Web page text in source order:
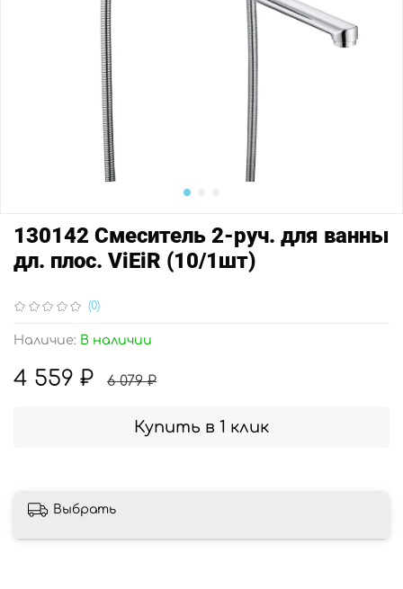
(0)
Наличие: В наличии
130142 Смеситель 2-руч. для ванны
дл. плос. ViEiR (10/1шт)
4 559 ₽ 6 079 ₽
Купить в 1 клик
Выбрать